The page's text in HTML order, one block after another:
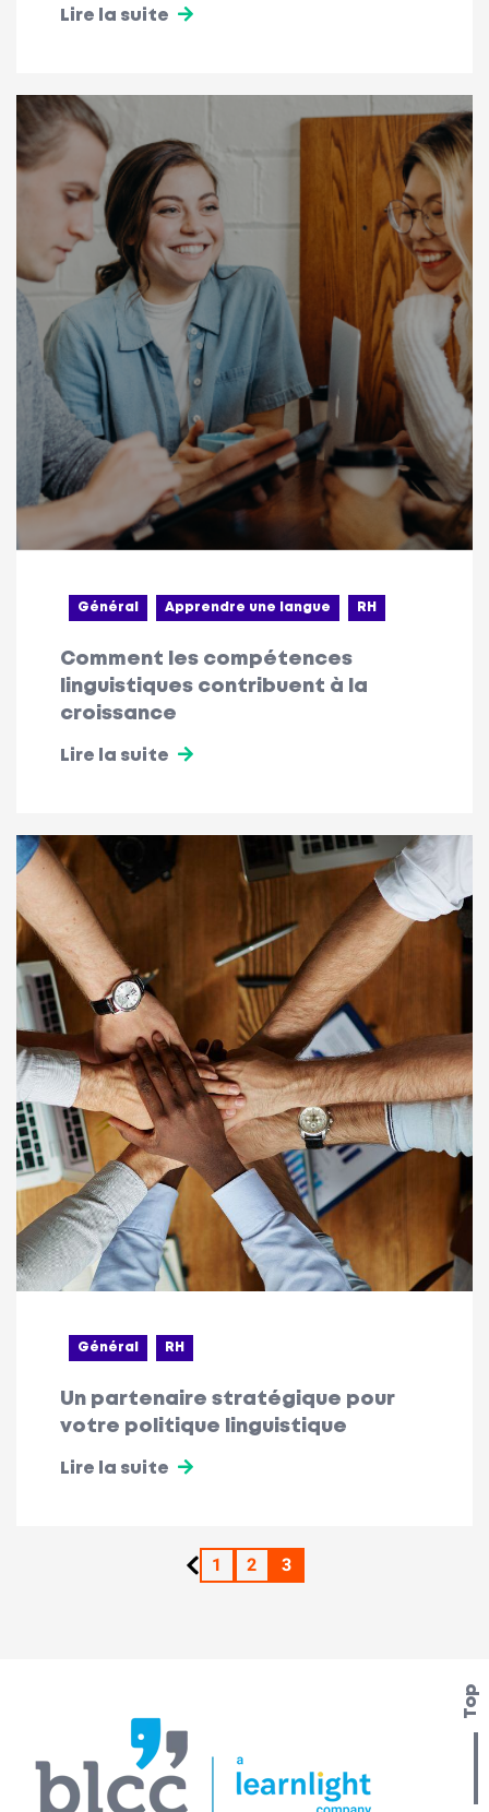
Lire la suite
Général Apprendre une langue RH
Comment les compétences
linguistiques contribuent à la
croissance
Lire la suite
Général RH
Un partenaire stratégique pour
votre politique linguistique
Lire la suite
1 2 3
Top